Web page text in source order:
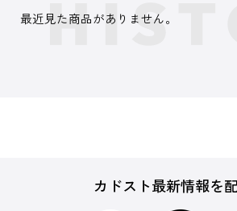
最近見た商品がありません。
カドスト最新情報を